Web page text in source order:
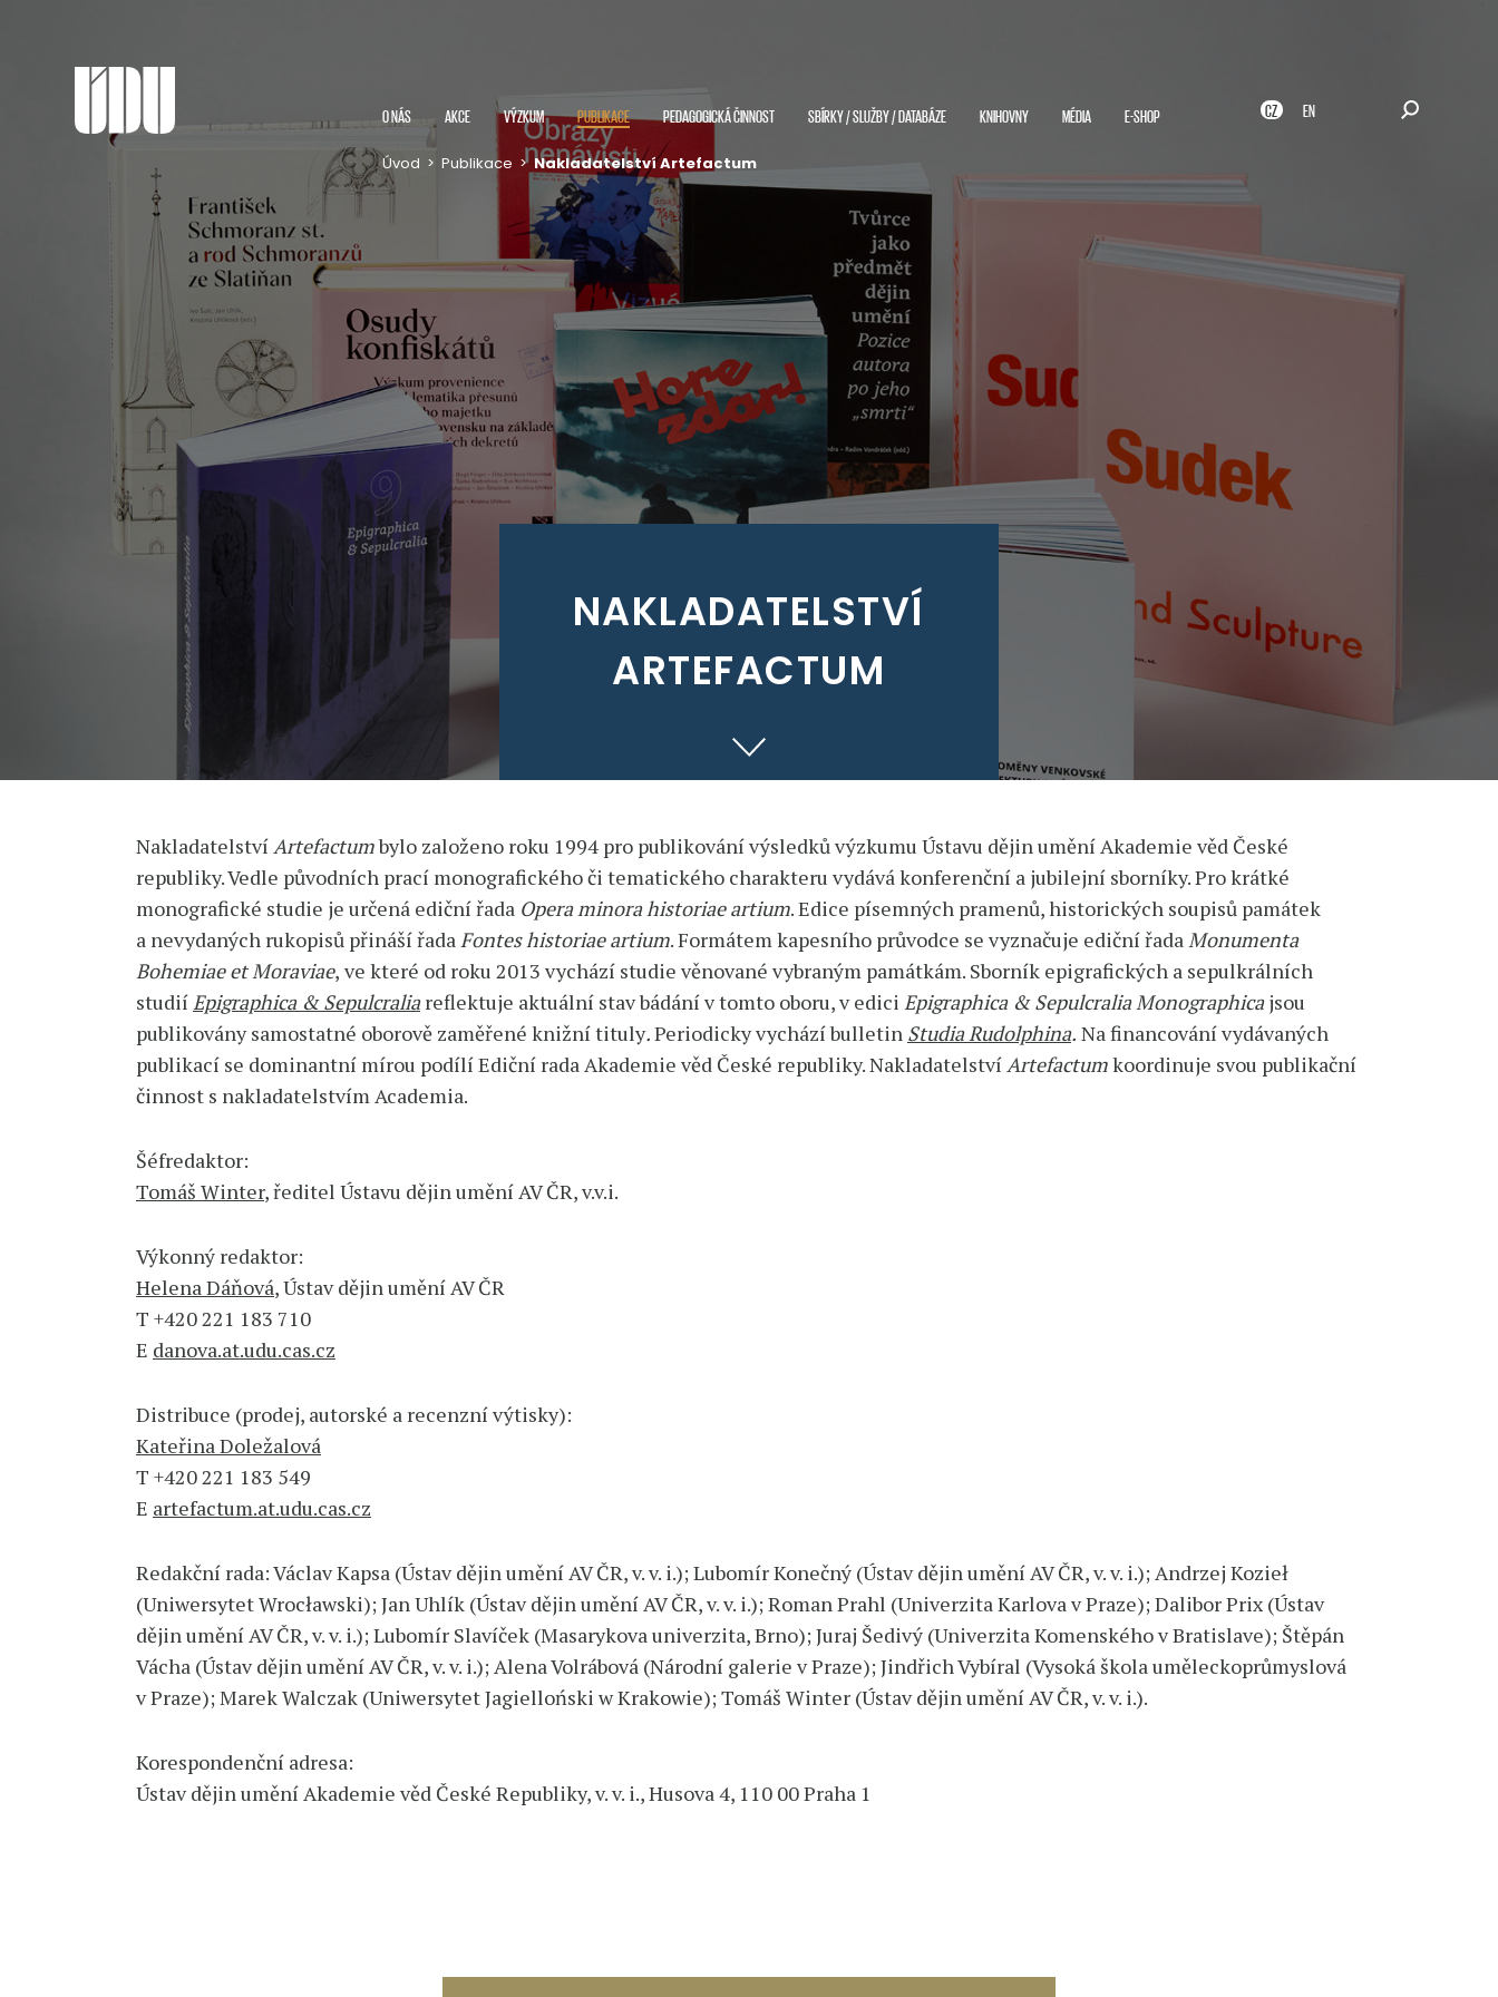
CZ EN
O NÁS AKCE VÝZKUM PUBLIKACE PEDAGOGICKÁ ČINNOST SBÍRKY / SLUŽBY / DATABÁZE KNIHOVNY MÉDIA E-SHOP
Úvod > Publikace > Nakladatelství Artefactum
NAKLADATELSTVÍ
ARTEFACTUM
NakladatelstvíArtefactumbylo založeno roku 1994 pro publikování výsledků výzkumu Ústavu dějin umění Akademie věd České
republiky. Vedle původních prací monografického či tematického charakteru vydává konferenční a jubilejní sborníky. Pro krátké
monografické studie je určená ediční řada Opera minora historiae artium. Edice písemných pramenů, historických soupisů památek
a nevydaných rukopisů přináší řadaFontes historiae artium. Formátem kapesního průvodce se vyznačuje ediční řadaMonumenta
Bohemiae et Moraviae, ve které od roku 2013 vychází studie věnované vybraným památkám. Sborník epigrafických a sepulkrálních
studiíEpigraphica & Sepulcraliareflektuje aktuální stav bádání v tomto oboru, v edici Epigraphica & Sepulcralia Monographicajsou
publikovány samostatné oborově zaměřené knižní tituly.Periodicky vychází bulletin Studia Rudolphina. Na financování vydávaných
publikací se dominantní mírou podílí Ediční rada Akademie věd České republiky. NakladatelstvíArtefactumkoordinuje svou publikační
činnost s nakladatelstvím Academia.
Šéfredaktor:
Tomáš Winter, ředitel Ústavu dějin umění AV ČR, v.v.i.
Výkonný redaktor:
Helena Dáňová, Ústav dějin umění AV ČR
T +420 221 183 710
E danova.at.udu.cas.cz
Distribuce (prodej, autorské a recenzní výtisky):
Kateřina Doležalová
T +420 221 183 549
E artefactum.at.udu.cas.cz
Redakční rada: Václav Kapsa (Ústav dějin umění AV ČR, v. v. i.); Lubomír Konečný (Ústav dějin umění AV ČR, v. v. i.); Andrzej Kozieł
(Uniwersytet Wrocławski); Jan Uhlík (Ústav dějin umění AV ČR, v. v. i.); Roman Prahl (Univerzita Karlova v Praze); Dalibor Prix (Ústav
dějin umění AV ČR, v. v. i.); Lubomír Slavíček (Masarykova univerzita, Brno); Juraj Šedivý (Univerzita Komenského v Bratislave); Štěpán
Vácha (Ústav dějin umění AV ČR, v. v. i.); Alena Volrábová (Národní galerie v Praze); Jindřich Vybíral (Vysoká škola uměleckoprůmyslová
v Praze); Marek Walczak (Uniwersytet Jagielloński w Krakowie); Tomáš Winter (Ústav dějin umění AV ČR, v. v. i.).
Korespondenční adresa:
Ústav dějin umění Akademie věd České Republiky, v. v. i., Husova 4, 110 00 Praha 1